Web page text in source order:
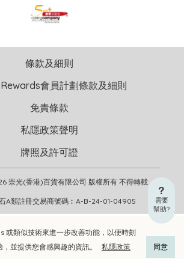
立即選購
或類似技術來進一步改善功能，以便時刻
並提供您會感興趣的資訊。
私隱政策
同意
需要
幫助?
崇光(香港)百貨有限公司 版權所有 不得轉載
A類註冊交易商號碼︰A-B-24-01-04905
條款及細則
Rewards會員計劃條款及細則
免責條款
私隱政策聲明
牌照及許可證